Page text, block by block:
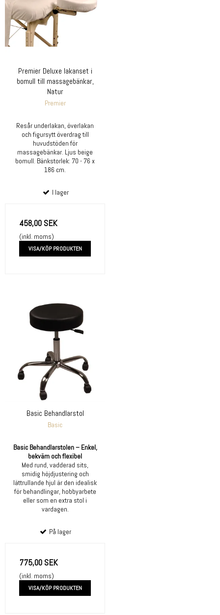
Premier Deluxe lakanset i
bomull till massagebänkar,
Natur
Premier
Resår underlakan, överlakan
och figursytt överdrag till
huvudstöden för
massagebänkar. Ljus beige
bomull. Bänkstorlek: 70 - 76 x
186 cm.
I lager
458,00 SEK
(inkl. moms)
VISA/KÖP PRODUKTEN
Basic Behandlarstol
Basic
Basic Behandlarstolen – Enkel,
bekväm och flexibel
Med rund, vadderad sits,
smidig höjdjustering och
lättrullande hjul är den idealisk
för behandlingar, hobbyarbete
eller som en extra stol i
vardagen.
På lager
775,00 SEK
(inkl. moms)
VISA/KÖP PRODUKTEN